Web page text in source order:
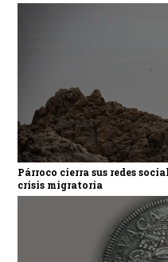
Párroco cierra sus redes
crisis migratoria